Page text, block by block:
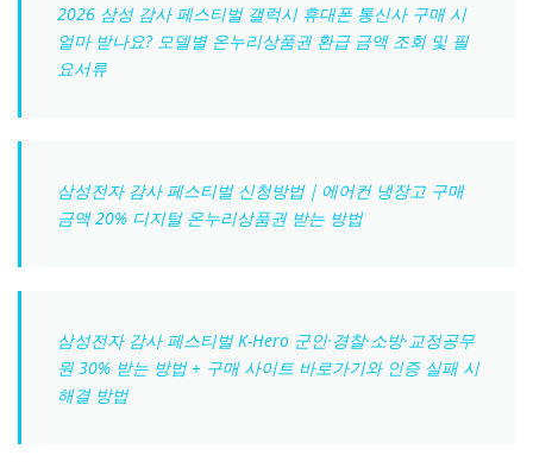
2026 삼성 감사 페스티벌 갤럭시 휴대폰 통신사 구매 시
얼마 받나요? 모델별 온누리상품권 환급 금액 조회 및 필
요서류
삼성전자 감사 페스티벌 신청방법｜에어컨 냉장고 구매
금액 20% 디지털 온누리상품권 받는 방법
삼성전자 감사 페스티벌 K-Hero 군인·경찰·소방·교정공무
원 30% 받는 방법 + 구매 사이트 바로가기와 인증 실패 시
해결 방법